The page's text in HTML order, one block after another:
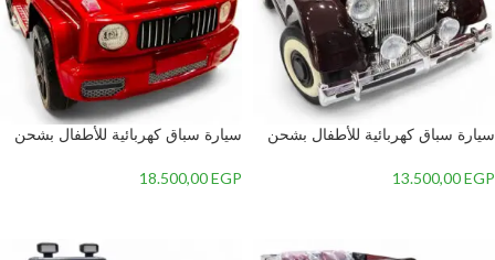
سيارة سباق كهربائية للأطفال بشحن
رياضي جذاب وإضاءة LED مذهلة.
13.500,00EGP
سيارة سباق كهربائية للأطفال بشحن
رياضي جذاب وإضاءة LED مذهلة.
18.500,00EGP